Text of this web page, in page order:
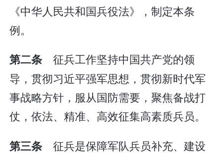
《中华人民共和国兵役法》，制定本条
例。
第二条 征兵工作坚持中国共产党的领
导，贯彻习近平强军思想，贯彻新时代军
事战略方针，服从国防需要，聚焦备战打
仗，依法、精准、高效征集高素质兵员。
第三条 征兵是保障军队兵员补充、建设